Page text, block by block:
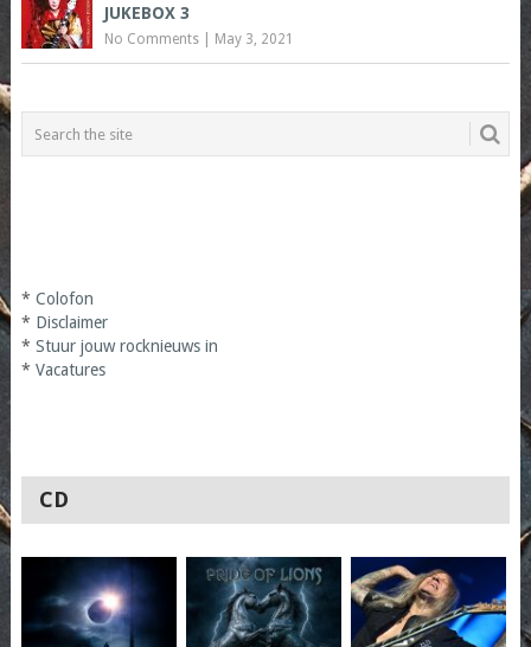
JUKEBOX 3
No Comments| May 3, 2021
* Colofon
* Disclaimer
* Stuur jouw rocknieuws in
* Vacatures
CD